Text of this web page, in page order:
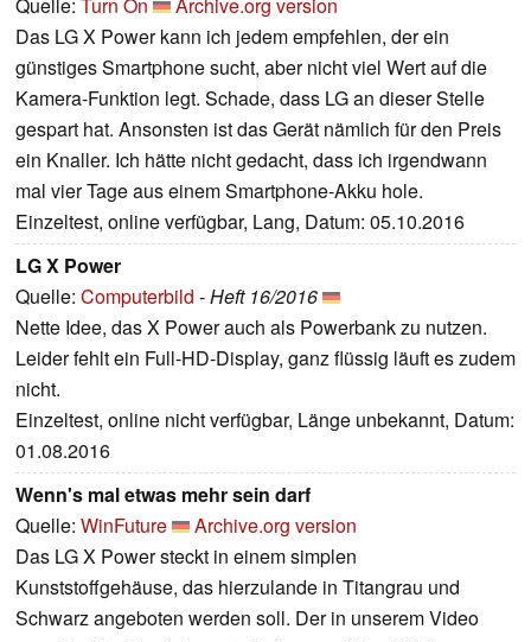
Quelle: Turn On
Archive.org version
Das LG X Power kann ich jedem empfehlen, der ein
günstiges Smartphone sucht, aber nicht viel Wert auf die
Kamera-Funktion legt. Schade, dass LG an dieser Stelle
gespart hat. Ansonsten ist das Gerät nämlich für den Preis
ein Knaller. Ich hätte nicht gedacht, dass ich irgendwann
mal vier Tage aus einem Smartphone-Akku hole.
Einzeltest, online verfügbar, Lang, Datum: 05.10.2016
LG X Power
Quelle: Computerbild -Heft 16/2016
Nette Idee, das X Power auch als Powerbank zu nutzen.
Leider fehlt ein Full-HD-Display, ganz flüssig läuft es zudem
nicht.
Einzeltest, online nicht verfügbar, Länge unbekannt, Datum:
01.08.2016
Wenn's mal etwas mehr sein darf
Quelle: WinFuture
Archive.org version
Das LG X Power steckt in einem simplen
Kunststoffgehäuse, das hierzulande in Titangrau und
Schwarz angeboten werden soll. Der in unserem Video